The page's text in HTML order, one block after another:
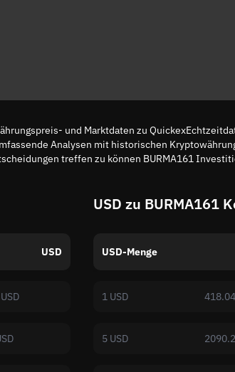
und Marktdaten zu
Analysen mit historischen
treffen zu können BURMA161
USD
USD zu BURMA161
USD-Menge
1 USD
5 USD